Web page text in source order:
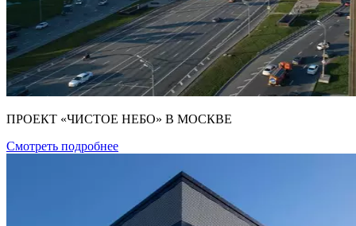
ПРОЕКТ «ЧИСТОЕ НЕБО» В МОСКВЕ
Смотреть подробнее